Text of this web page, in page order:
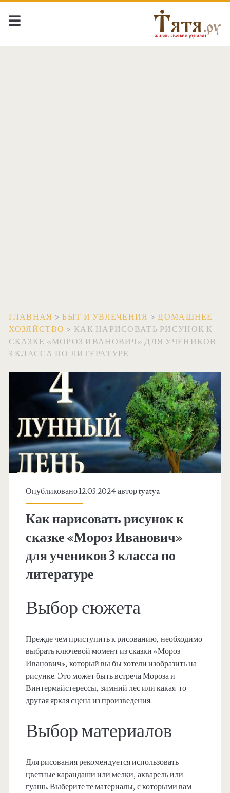
ГЛАВНАЯ >БЫТ И УВЛЕЧЕНИЯ >ДОМАШНЕЕ
ХОЗЯЙСТВО > КАК НАРИСОВАТЬ РИСУНОК К
СКАЗКЕ «МОРОЗ ИВАНОВИЧ» ДЛЯ УЧЕНИКОВ
3 КЛАССА ПО ЛИТЕРАТУРЕ
Опубликовано 12.03.2024 авторtyatya
Как нарисовать рисунок к
сказке «Мороз Иванович»
для учеников 3 класса по
литературе
Выбор сюжета
Прежде чем приступить к рисованию, необходимо
выбрать ключевой момент из сказки «Мороз
Иванович», который вы бы хотели изобразить на
рисунке. Это может быть встреча Мороза и
Винтермайстерессы, зимний лес или какая-то
другая яркая сцена из произведения.
Выбор материалов
Для рисования рекомендуется использовать
цветные карандаши или мелки, акварель или
гуашь. Выберите те материалы, с которыми вам